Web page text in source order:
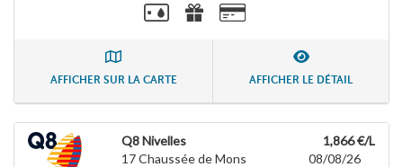
AFFICHER SUR LA CARTE AFFICHER LE DÉTAIL
Q8 Nivelles
17 Chaussée de Mons
1,866 €/L
08/08/26